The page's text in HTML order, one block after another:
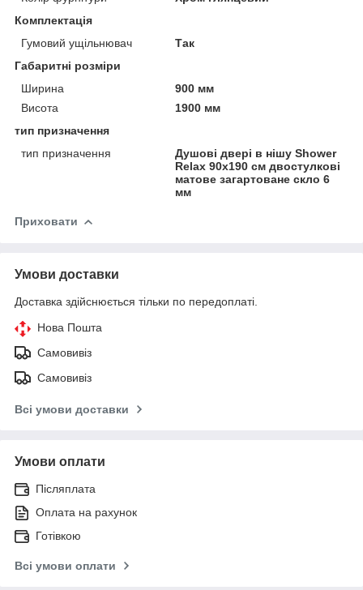
Комплектація
Гумовий ущільнювач
Так
Габаритні розміри
Ширина
900 мм
Висота
1900 мм
тип призначення
тип призначення
Душові двері в нішу Shower
Relax 90x190 см двостулкові
матове загартоване скло 6
мм
Приховати
Умови доставки
Доставка здійснюється тільки по передоплаті.
Нова Пошта
Самовивіз
Самовивіз
Всі умови доставки
Умови оплати
Післяплата
Оплата на рахунок
Готівкою
Всі умови оплати